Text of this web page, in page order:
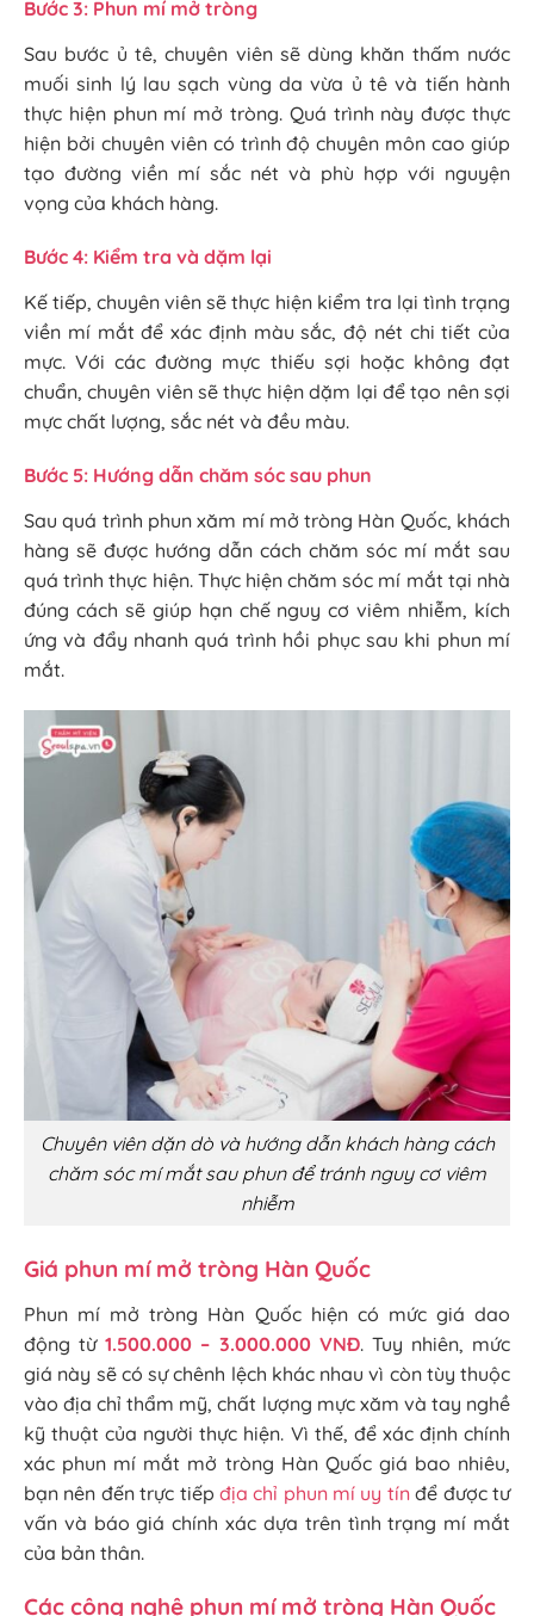
Bước 3: Phun mí mở tròng
Sau bước ủ tê, chuyên viên sẽ dùng khăn thấm nước
muối sinh lý lau sạch vùng da vừa ủ tê và tiến hành
thực hiện phun mí mở tròng. Quá trình này được thực
hiện bởi chuyên viên có trình độ chuyên môn cao giúp
tạo đường viền mí sắc nét và phù hợp với nguyện
vọng của khách hàng.
Bước 4: Kiểm tra và dặm lại
Kế tiếp, chuyên viên sẽ thực hiện kiểm tra lại tình trạng
viền mí mắt để xác định màu sắc, độ nét chi tiết của
mực. Với các đường mực thiếu sợi hoặc không đạt
chuẩn, chuyên viên sẽ thực hiện dặm lại để tạo nên sợi
mực chất lượng, sắc nét và đều màu.
Bước 5: Hướng dẫn chăm sóc sau phun
Sau quá trình phun xăm mí mở tròng Hàn Quốc, khách
hàng sẽ được hướng dẫn cách chăm sóc mí mắt sau
quá trình thực hiện. Thực hiện chăm sóc mí mắt tại nhà
đúng cách sẽ giúp hạn chế nguy cơ viêm nhiễm, kích
ứng và đẩy nhanh quá trình hồi phục sau khi phun mí
mắt.
Chuyên viên dặn dò và hướng dẫn khách hàng cách
chăm sóc mí mắt sau phun để tránh nguy cơ viêm
nhiễm
Giá phun mí mở tròng Hàn Quốc
Phun mí mở tròng Hàn Quốc hiện có mức giá dao
động từ1.500.000 – 3.000.000 VNĐ. Tuy nhiên, mức
giá này sẽ có sự chênh lệch khác nhau vì còn tùy thuộc
vào địa chỉ thẩm mỹ, chất lượng mực xăm và tay nghề
kỹ thuật của người thực hiện. Vì thế, để xác định chính
xác phun mí mắt mở tròng Hàn Quốc giá bao nhiêu,
bạn nên đến trực tiếp địa chỉ phun mí uy tínđể được tư
vấn và báo giá chính xác dựa trên tình trạng mí mắt
của bản thân.
Các công nghệ phun mí mở tròng Hàn Quốc